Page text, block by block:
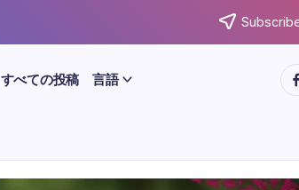
すべての投稿 言語